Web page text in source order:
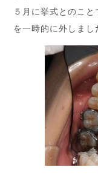
５月に挙式とのこ
を一時的に外しまし